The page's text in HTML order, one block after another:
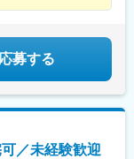
岐阜駅、三条駅(香川
、逢妻駅、六名駅、
七尾駅、サンドーム
駅、宇部岬駅、南仙
三日市駅、焼津駅、
応募する
／未経験歓迎